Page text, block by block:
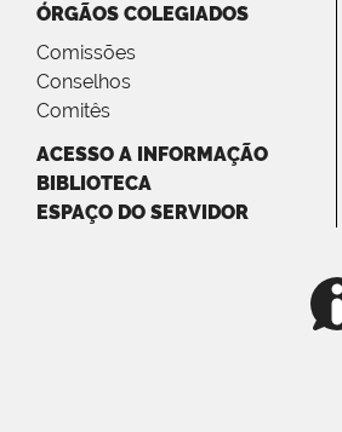
ÓRGÃOS COLEGIADOS
Comissões
Conselhos
Comitês
ACESSO A INFORMAÇÃO
BIBLIOTECA
ESPAÇO DO SERVIDOR